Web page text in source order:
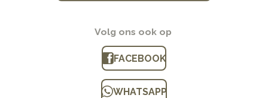
Volg ons ook op
FACEBOOK
WHATSAPP